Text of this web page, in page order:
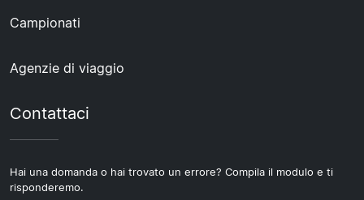
Campionati
Agenzie di viaggio
Contattaci
Hai una domanda o hai trovato un errore? Compila il modulo e ti
risponderemo.